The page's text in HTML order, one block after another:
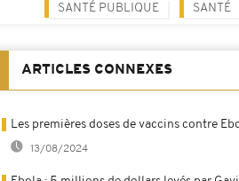
SANTÉ PUBLIQUE SANTÉ
ARTICLES CONNEXES
Les premières doses de vaccins contre
13/08/2024